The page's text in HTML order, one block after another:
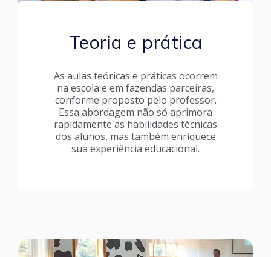
Teoria e prática
As aulas teóricas e práticas ocorrem
na escola e em fazendas parceiras,
conforme proposto pelo professor.
Essa abordagem não só aprimora
rapidamente as habilidades técnicas
dos alunos, mas também enriquece
sua experiência educacional.